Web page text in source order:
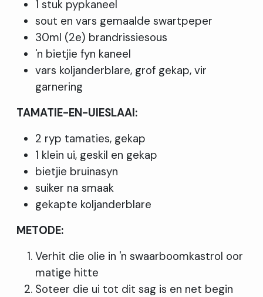
1 stuk pypkaneel
sout en vars gemaalde swartpeper
30ml (2e) brandrissiesous
'n bietjie fyn kaneel
vars koljanderblare, grof gekap, vir
garnering
TAMATIE-EN-UIESLAAI:
2 ryp tamaties, gekap
1 klein ui, geskil en gekap
bietjie bruinasyn
suiker na smaak
gekapte koljanderblare
METODE:
Verhit die olie in 'n swaarboomkastrol oor
matige hitte
Soteer die ui tot dit sag is en net begin